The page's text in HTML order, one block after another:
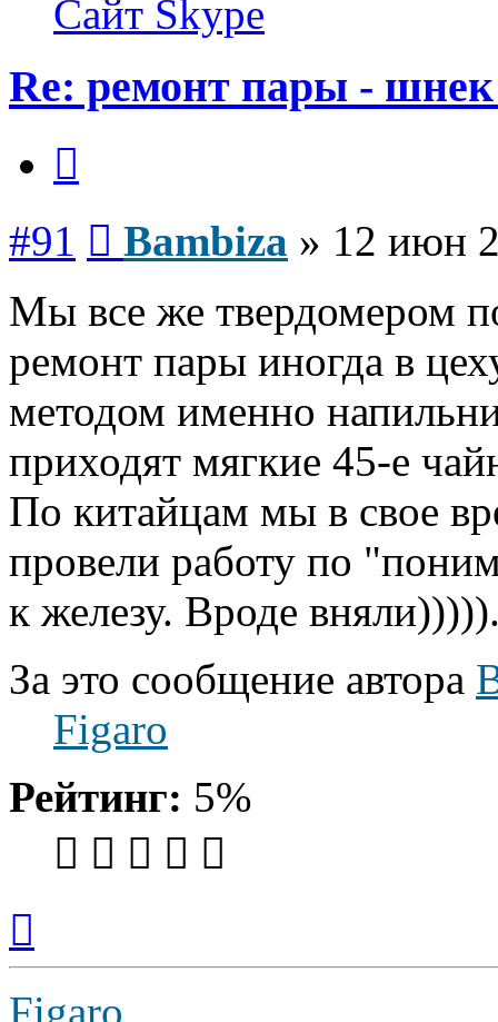
Сайт Skype
Re: ремонт пары - шнек
#91 Bambiza » 12 июн
Мы все же твердомером
ремонт пары иногда в
методом именно
приходят мягкие 45-е
По китайцам мы в свое
провели работу по
к железу. Вроде
За это сообщение автора
Figaro
Рейтинг: 5%
началу
Figaro